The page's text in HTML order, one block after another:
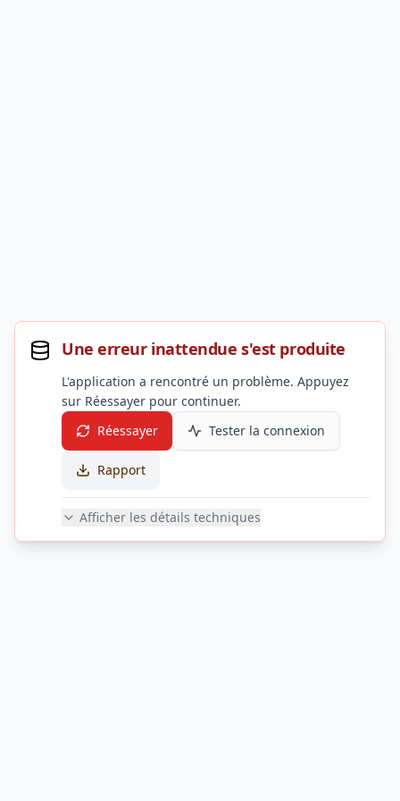
Une erreur inattendue s'est produite
L'application a rencontré un problème. Appuyez
sur Réessayer pour continuer.
Réessayer
Tester la connexion
Rapport
Afficher les détails techniques